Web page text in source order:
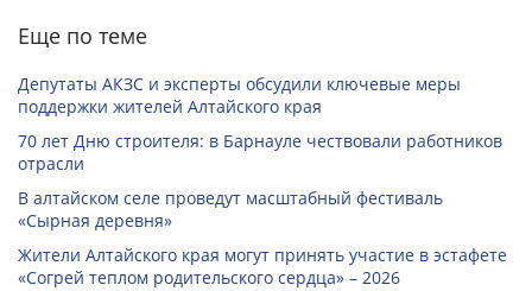
Еще по теме
Депутаты АКЗС и эксперты обсудили ключевые меры
поддержки жителей Алтайского края
70 лет Дню строителя: в Барнауле чествовали работников
отрасли
В алтайском селе проведут масштабный фестиваль
«Сырная деревня»
Жители Алтайского края могут принять участие в эстафете
«Согрей теплом родительского сердца» – 2026